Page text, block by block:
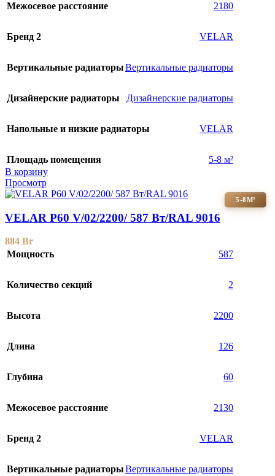
Межосевое расстояние 2180
Бренд 2 VELAR
Вертикальные радиаторыВертикальные радиаторы
Дизайнерские радиаторы Дизайнерские радиаторы
Напольные и низкие радиаторы VELAR
Площадь помещения
5-8 м²
В корзину
Просмотр
5-8М²
VELAR P60 V/02/2200/ 587 Bт/RAL 9016
884 Br
Мощность
587
Количество секций 2
Высота 2200
Длина 126
Глубина 60
Межосевое расстояние 2130
Бренд 2 VELAR
Вертикальные радиаторыВертикальные радиаторы